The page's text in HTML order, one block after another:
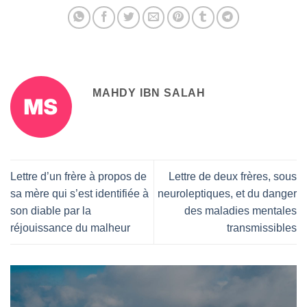
MAHDY IBN SALAH
Lettre d’un frère à propos de
sa mère qui s’est identifiée à
son diable par la
réjouissance du malheur
Lettre de deux frères, sous
neuroleptiques, et du danger
des maladies mentales
transmissibles